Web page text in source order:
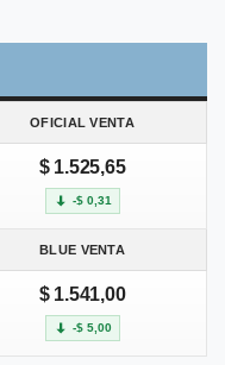
OFICIAL VENTA
$ 1.525,65
-$ 0,31
BLUE VENTA
$ 1.541,00
-$ 5,00